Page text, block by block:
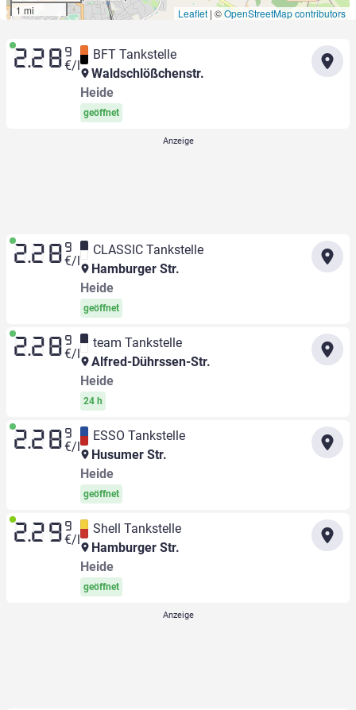
1 mi
Leaflet | ©OpenStreetMap contributors
2.28 9
€/l
BFT Tankstelle
Waldschlößchenstr.
Heide
geöffnet
2.28 9
€/l
CLASSIC Tankstelle
Hamburger Str.
Heide
geöffnet
2.28 9
€/l
team Tankstelle
Alfred-Dührssen-Str.
Heide
24 h
2.28 9
€/l
ESSO Tankstelle
Husumer Str.
Heide
geöffnet
2.29 9
€/l
Shell Tankstelle
Hamburger Str.
Heide
geöffnet